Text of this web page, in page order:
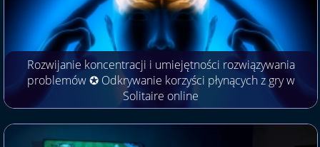
Rozwijanie koncentracji i umiejętności rozwiązywania
problemów ✪ Odkrywanie korzyści płynących z gry w
Solitaire online